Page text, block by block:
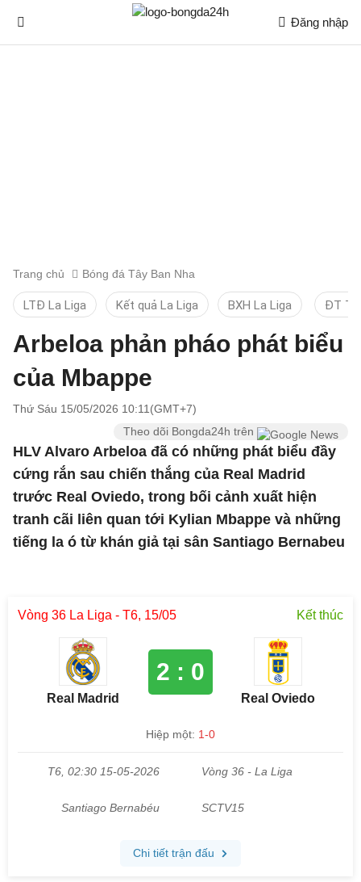
Đăng nhập
Trang chủ Bóng đá Tây Ban Nha
LTĐ La Liga Kết quả La Liga BXH La Liga ĐT
Arbeloa phản pháo phát biểu
của Mbappe
Thứ Sáu 15/05/2026 10:11(GMT+7)
Theo dõi Bongda24h trên
HLV Alvaro Arbeloa đã có những phát biểu đầy
cứng rắn sau chiến thắng của Real Madrid
trước Real Oviedo, trong bối cảnh xuất hiện
tranh cãi liên quan tới Kylian Mbappe và những
tiếng la ó từ khán giả tại sân Santiago Bernabeu